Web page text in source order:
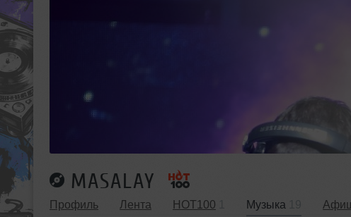
MASALAY
Профиль Лента HOT100 Музыка